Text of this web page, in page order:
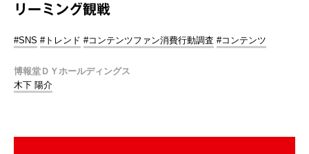
リーミング観戦
#SNS #トレンド #コンテンツファン消費行動調査 #コンテンツ
博報堂ＤＹホールディングス
木下 陽介